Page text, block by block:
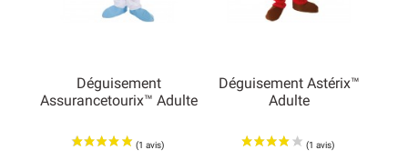
Déguisement
Assurancetourix™ Adulte
Déguisement Astérix™
Adulte